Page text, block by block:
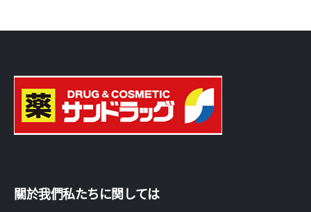
關於我們私たちに関しては